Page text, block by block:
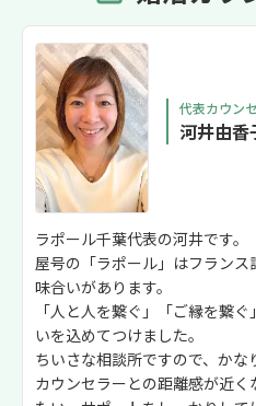
代表カウン
河井由香
ラポール千葉代表の河井です。
屋号の「ラポール」はフラン
味合いがあります。
「人と人を繋ぐ」「ご縁を繋
いを込めてつけました。
ちいさな相談所ですので、かな
カウンセラーとの距離感が近